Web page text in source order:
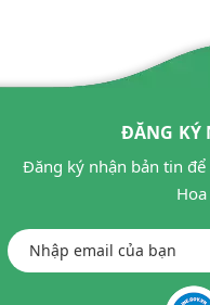
ĐĂNG KÝ
Đăng ký nhận bản tin